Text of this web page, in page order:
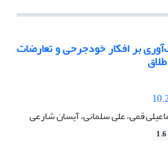
بر افکار خودجرحی و تعارضات
قمی، علی سلمانی، آیسان شارعی